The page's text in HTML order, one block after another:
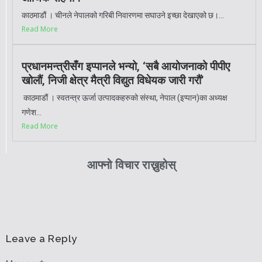
काठमाडौं । चीनले नेपालको गरिबी निवारणमा सघाउने इच्छा देखाएको छ।...
Read More
प्रधानमन्त्रीसँग इप्पानले भन्यो, ‘सबै आयोजनाको पीपीए
खोलौं, निजी क्षेत्र मैत्री विद्युत विधेयक जारी गरौं’
काठमाडौं । स्वतन्त्र ऊर्जा उत्पादकहरुको संस्था, नेपाल (इप्पान)का अध्यक्ष
गणेश...
Read More
आफ्नो विचार राख्नुहोस्
Leave a Reply